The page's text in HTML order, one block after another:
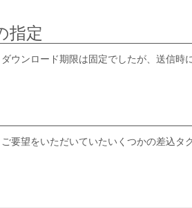
指定
ウンロード期限は固定でしたが、送信時
要望をいただいていたいくつかの差込タ